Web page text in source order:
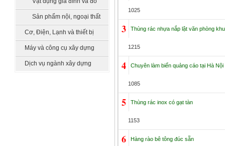
làm vườnSản phẩm nội, ngoại thất
khácCơ, Điện, Lạnh và thiết bị
công nghệ
Máy và công cụ xây dựng
Dịch vụ ngành xây dựng
1025
3 Thùng rác nhựa nắp lật văn phòng
1215
4 Chuyên làm biển quảng cáo tại Hà Nội
1085
5 Thùng rác inox có gạt tàn
1153
6 Hàng rào bê tông đúc sẵn